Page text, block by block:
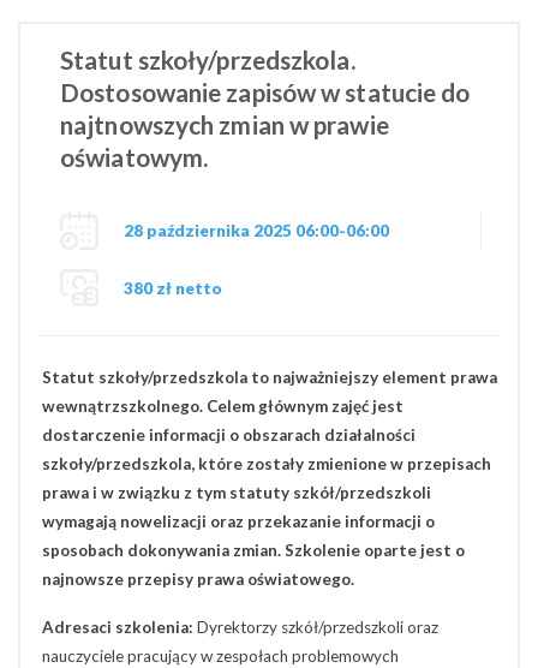
Statut szkoły/przedszkola.
Dostosowanie zapisów w statucie do
najtnowszych zmian w prawie
oświatowym.
28 października 2025 06:00-06:00
380 zł netto
Statut szkoły/przedszkola to najważniejszy element prawa
wewnątrzszkolnego. Celem głównym zajęć jest
dostarczenie informacji o obszarach działalności
szkoły/przedszkola, które zostały zmienione w przepisach
prawa i w związku z tym statuty szkół/przedszkoli
wymagają nowelizacji oraz przekazanie informacji o
sposobach dokonywania zmian. Szkolenie oparte jest o
najnowsze przepisy prawa oświatowego.
Adresaci szkolenia: Dyrektorzy szkół/przedszkoli oraz
nauczyciele pracujący w zespołach problemowych